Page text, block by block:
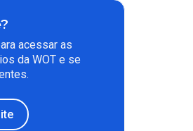
acessar as
da WOT e se